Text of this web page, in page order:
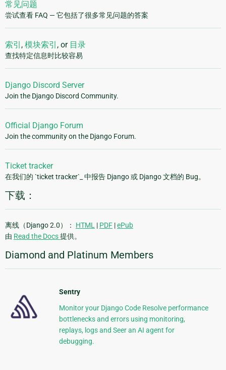
常见问题
尝试查看 FAQ — 它包括了很多常见问题的答案
索引 , 模块索引 , or 目录
查找特定信息时比较容易
Django Discord Server
Join the Django Discord Community.
Official Django Forum
Join the community on the Django Forum.
Ticket tracker
在我们的 `ticket tracker`_ 中报告 Django 或 Django 文档的 Bug。
下载：
离线（Django 2.0）： HTML | PDF |ePub
由 Read the Docs提供。
Diamond and Platinum Members
Sentry
Monitor your Django Code Resolve performance
bottlenecks and errors using monitoring,
replays, logs and Seer an AI agent for
debugging.